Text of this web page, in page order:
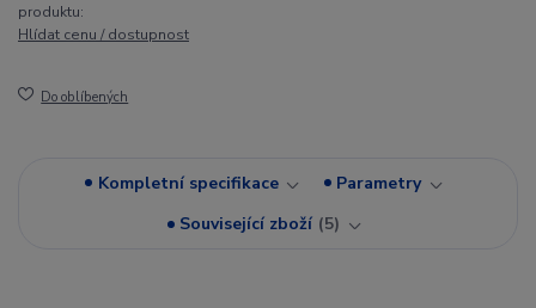
produktu:
Hlídat cenu / dostupnost
Do oblíbených
Kompletní specifikace
Parametry
Související zboží 5